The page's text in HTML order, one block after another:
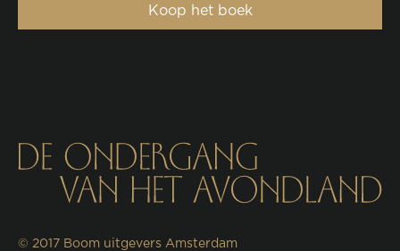
Koop het boek
© 2017 Boom uitgevers Amsterdam